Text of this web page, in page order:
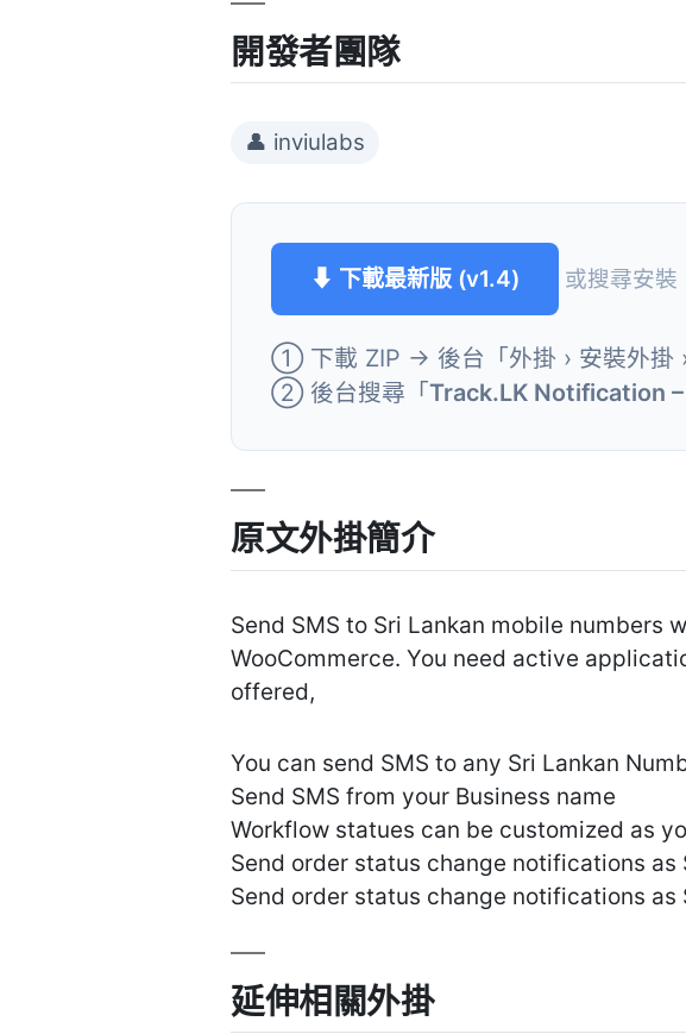
開發者團隊
👤 inviulabs
⬇ 下載最新版 (v1.4) 或搜尋安裝
① 下載 ZIP → 後台「外掛 › 安裝外掛 ›
② 後台搜尋「Track.LK Notification
原文外掛簡介
Send SMS to Sri Lankan mobile numbers
WooCommerce. You need active
offered,
You can send SMS to any Sri Lankan
Send SMS from your Business name
Workflow statues can be customized as
Send order status change notifications as
Send order status change notifications as
延伸相關外掛